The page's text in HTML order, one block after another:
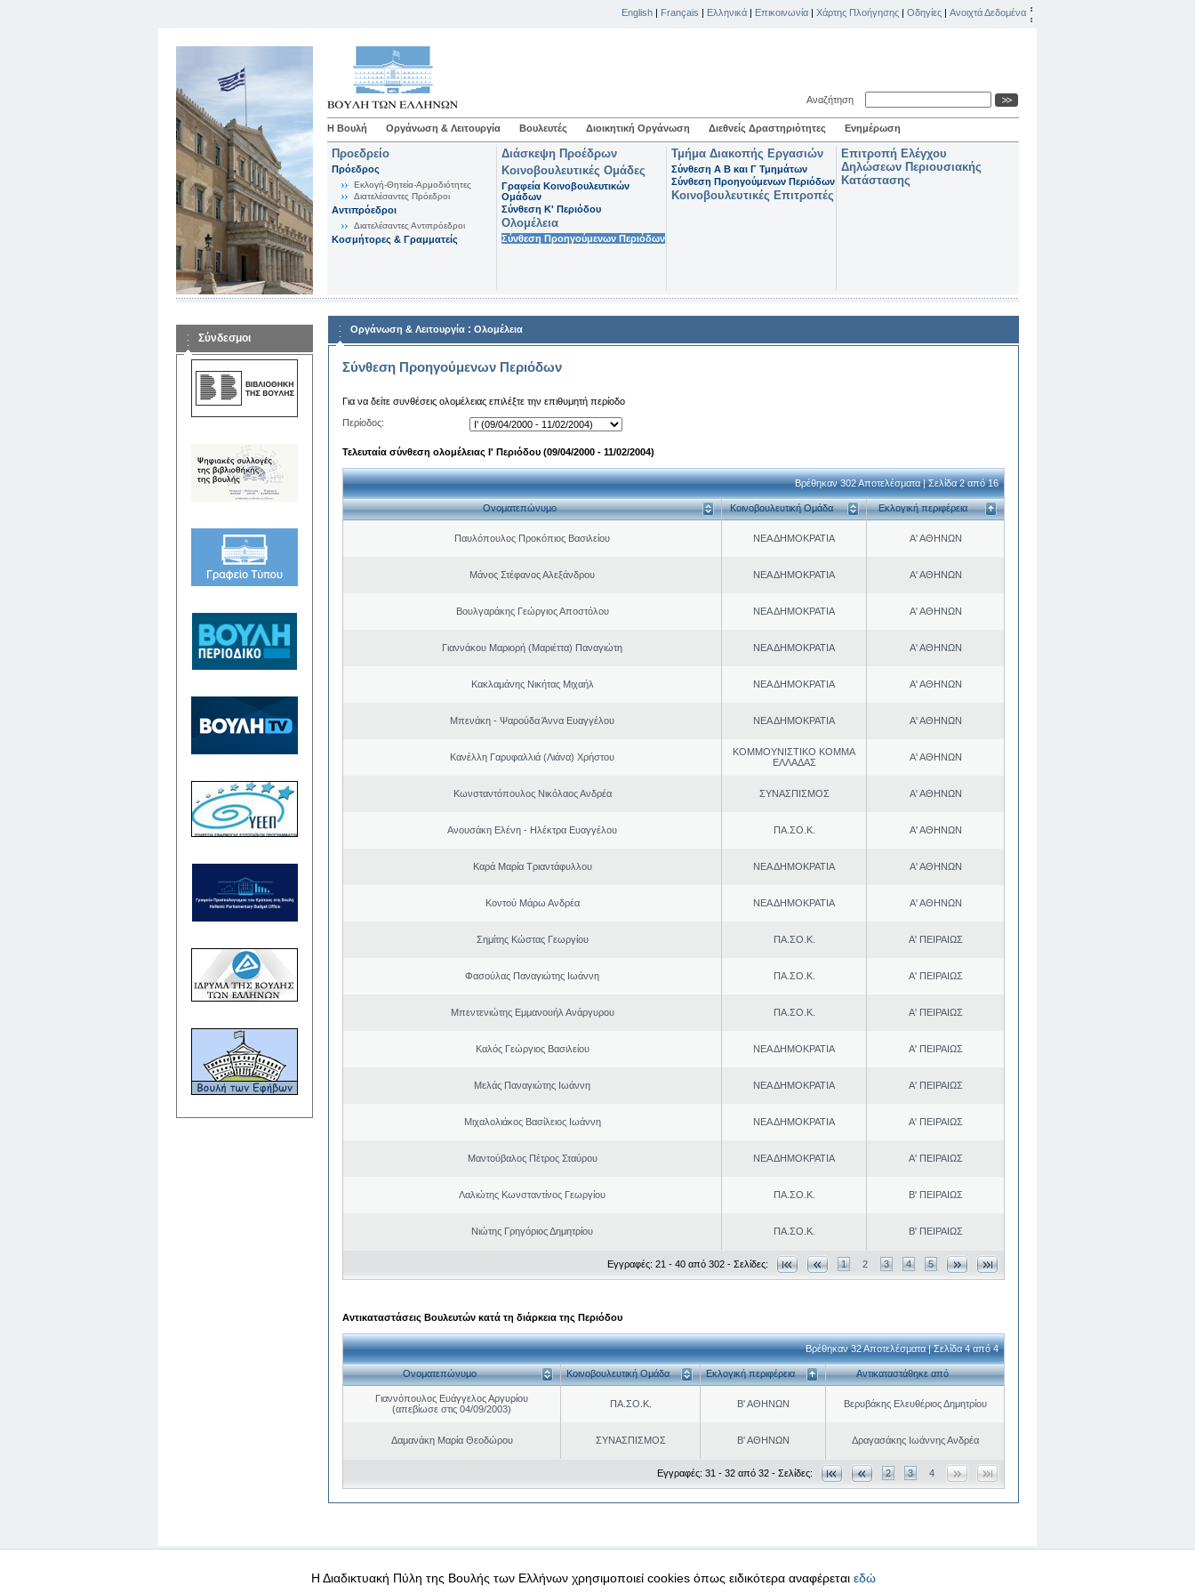
English | Français | Ελληνικά | Επικοινωνία | Χάρτης Πλοήγησης | Οδηγίες | Ανοιχτά Δεδομένα
Αναζήτηση
Η Βουλή Οργάνωση & Λειτουργία Βουλευτές Διοικητική Οργάνωση Διεθνείς Δραστηριότητες Ενημέρωση
Προεδρείο
Πρόεδρος
Εκλογή-Θητεία-Αρμοδιότητες
Διατελέσαντες Πρόεδροι
Αντιπρόεδροι
Διατελέσαντες Αντιπρόεδροι
Κοσμήτορες & Γραμματείς
Διάσκεψη Προέδρων
Κοινοβουλευτικές Ομάδες
Γραφεία Κοινοβουλευτικών
Ομάδων
Σύνθεση K' Περιόδου
Ολομέλεια
Σύνθεση Προηγούμενων Περιόδων
Τμήμα Διακοπής Εργασιών
Σύνθεση Α Β και Γ Τμημάτων
Σύνθεση Προηγούμενων Περιόδων
Κοινοβουλευτικές Επιτροπές
Επιτροπή Ελέγχου
Δηλώσεων Περιουσιακής
Κατάστασης
Σύνδεσμοι
Οργάνωση & Λειτουργία : Ολομέλεια
Σύνθεση Προηγούμενων Περιόδων
Για να δείτε συνθέσεις ολομέλειας επιλέξτε την επιθυμητή περίοδο
Περίοδος:
Τελευταία σύνθεση ολομέλειας Ι' Περιόδου (09/04/2000 - 11/02/2004)
Βρέθηκαν 302 Αποτελέσματα | Σελίδα 2 από 16
Ονοματεπώνυμο Κοινοβουλευτική Ομάδα Εκλογική περιφέρεια
Παυλόπουλος Προκόπιος Βασιλείου ΝΕΑ ΔΗΜΟΚΡΑΤΙΑ Α' ΑΘΗΝΩΝ
Μάνος Στέφανος Αλεξάνδρου ΝΕΑ ΔΗΜΟΚΡΑΤΙΑ Α' ΑΘΗΝΩΝ
Βουλγαράκης Γεώργιος Αποστόλου ΝΕΑ ΔΗΜΟΚΡΑΤΙΑ Α' ΑΘΗΝΩΝ
Γιαννάκου Μαριορή (Μαριέττα) Παναγιώτη ΝΕΑ ΔΗΜΟΚΡΑΤΙΑ Α' ΑΘΗΝΩΝ
Κακλαμάνης Νικήτας Μιχαήλ ΝΕΑ ΔΗΜΟΚΡΑΤΙΑ Α' ΑΘΗΝΩΝ
Μπενάκη - Ψαρούδα Άννα Ευαγγέλου ΝΕΑ ΔΗΜΟΚΡΑΤΙΑ Α' ΑΘΗΝΩΝ
Κανέλλη Γαρυφαλλιά (Λιάνα) Χρήστου
ΚΟΜΜΟΥΝΙΣΤΙΚΟ ΚΟΜΜΑ
ΕΛΛΑΔΑΣ
Α' ΑΘΗΝΩΝ
Κωνσταντόπουλος Νικόλαος Ανδρέα ΣΥΝΑΣΠΙΣΜΟΣ Α' ΑΘΗΝΩΝ
Ανουσάκη Ελένη - Ηλέκτρα Ευαγγέλου ΠΑ.ΣΟ.Κ. Α' ΑΘΗΝΩΝ
Καρά Μαρία Τριαντάφυλλου ΝΕΑ ΔΗΜΟΚΡΑΤΙΑ Α' ΑΘΗΝΩΝ
Κοντού Μάρω Ανδρέα ΝΕΑ ΔΗΜΟΚΡΑΤΙΑ Α' ΑΘΗΝΩΝ
Σημίτης Κώστας Γεωργίου ΠΑ.ΣΟ.Κ. Α' ΠΕΙΡΑΙΩΣ
Φασούλας Παναγιώτης Ιωάννη ΠΑ.ΣΟ.Κ. Α' ΠΕΙΡΑΙΩΣ
Μπεντενιώτης Εμμανουήλ Ανάργυρου ΠΑ.ΣΟ.Κ. Α' ΠΕΙΡΑΙΩΣ
Καλός Γεώργιος Βασιλείου ΝΕΑ ΔΗΜΟΚΡΑΤΙΑ Α' ΠΕΙΡΑΙΩΣ
Μελάς Παναγιώτης Ιωάννη ΝΕΑ ΔΗΜΟΚΡΑΤΙΑ Α' ΠΕΙΡΑΙΩΣ
Μιχαλολιάκος Βασίλειος Ιωάννη ΝΕΑ ΔΗΜΟΚΡΑΤΙΑ Α' ΠΕΙΡΑΙΩΣ
Μαντούβαλος Πέτρος Σταύρου ΝΕΑ ΔΗΜΟΚΡΑΤΙΑ Α' ΠΕΙΡΑΙΩΣ
Λαλιώτης Κωνσταντίνος Γεωργίου ΠΑ.ΣΟ.Κ. Β' ΠΕΙΡΑΙΩΣ
Νιώτης Γρηγόριος Δημητρίου ΠΑ.ΣΟ.Κ. Β' ΠΕΙΡΑΙΩΣ
Εγγραφές: 21 - 40 από 302 - Σελίδες: 1 2 3 4 5
Αντικαταστάσεις Βουλευτών κατά τη διάρκεια της Περιόδου
Βρέθηκαν 32 Αποτελέσματα | Σελίδα 4 από 4
Ονοματεπώνυμο Κοινοβουλευτική Ομάδα Εκλογική περιφέρεια Αντικαταστάθηκε από
Γιαννόπουλος Ευάγγελος Αργυρίου
(απεβίωσε στις 04/09/2003)
ΠΑ.ΣΟ.Κ. Β' ΑΘΗΝΩΝ Βερυβάκης Ελευθέριος Δημητρίου
Δαμανάκη Μαρία Θεοδώρου ΣΥΝΑΣΠΙΣΜΟΣ Β' ΑΘΗΝΩΝ Δραγασάκης Ιωάννης Ανδρέα
Εγγραφές: 31 - 32 από 32 - Σελίδες: 2 3 4
Όροι χρήσης Προσωπικά δεδομένα Ασφάλεια & Πρόσβαση
Η Διαδικτυακή Πύλη της Βουλής των Ελλήνων χρησιμοποιεί cookies όπως ειδικότερα αναφέρεται εδώ